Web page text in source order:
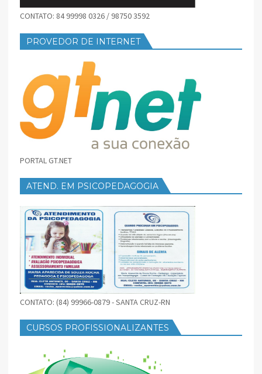
CONTATO: 84 99998 0326 / 98750 3592
PROVEDOR DE INTERNET
PORTAL GT.NET
ATEND. EM PSICOPEDAGOGIA
CONTATO: (84) 99966-0879 - SANTA CRUZ-RN
CURSOS PROFISSIONALIZANTES